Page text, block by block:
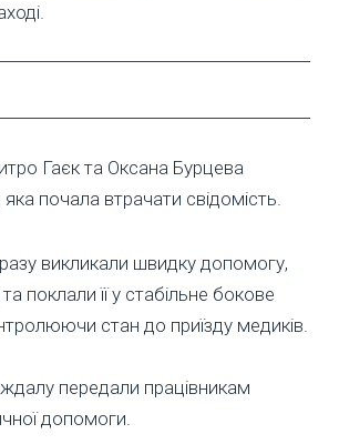
Гаєк та Оксана Бурцева
яка почала втрачати свідомість.
викликали швидку допомогу,
поклали її у стабільне бокове
стан до приїзду медиків.
передали працівникам
допомоги.